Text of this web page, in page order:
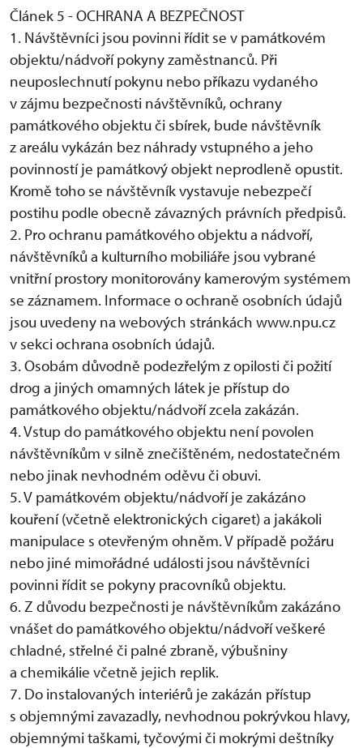
Článek 5 - OCHRANA A BEZPEČNOST
1. Návštěvníci jsou povinni řídit se v památkovém
objektu/nádvoří pokyny zaměstnanců. Při
neuposlechnutí pokynu nebo příkazu vydaného
v zájmu bezpečnosti návštěvníků, ochrany
památkového objektu či sbírek, bude návštěvník
z areálu vykázán bez náhrady vstupného a jeho
povinností je památkový objekt neprodleně opustit.
Kromě toho se návštěvník vystavuje nebezpečí
postihu podle obecně závazných právních předpisů.
2. Pro ochranu památkového objektu a nádvoří,
návštěvníků a kulturního mobiliáře jsou vybrané
vnitřní prostory monitorovány kamerovým systémem
se záznamem. Informace o ochraně osobních údajů
jsou uvedeny na webových stránkách www.npu.cz
v sekci ochrana osobních údajů.
3. Osobám důvodně podezřelým z opilosti či požití
drog a jiných omamných látek je přístup do
památkového objektu/nádvoří zcela zakázán.
4. Vstup do památkového objektu není povolen
návštěvníkům v silně znečištěném, nedostatečném
nebo jinak nevhodném oděvu či obuvi.
5. V památkovém objektu/nádvoří je zakázáno
kouření (včetně elektronických cigaret) a jakákoli
manipulace s otevřeným ohněm. V případě požáru
nebo jiné mimořádné události jsou návštěvníci
povinni řídit se pokyny pracovníků objektu.
6. Z důvodu bezpečnosti je návštěvníkům zakázáno
vnášet do památkového objektu/nádvoří veškeré
chladné, střelné či palné zbraně, výbušniny
a chemikálie včetně jejich replik.
7. Do instalovaných interiérů je zakázán přístup
s objemnými zavazadly, nevhodnou pokrývkou hlavy,
objemnými taškami, tyčovými či mokrými deštníky